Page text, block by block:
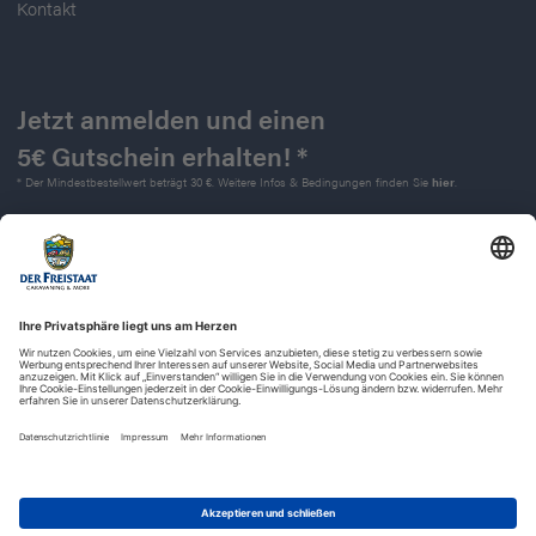
Kontakt
Jetzt anmelden und einen
5€ Gutschein erhalten! *
* Der Mindestbestellwert beträgt 30 €. Weitere Infos & Bedingungen finden Sie hier.